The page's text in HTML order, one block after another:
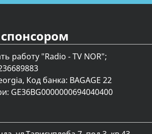
работу "Radio - TV NOR";
Код банка: BAGAGE 22
GE36BG0000000694040400